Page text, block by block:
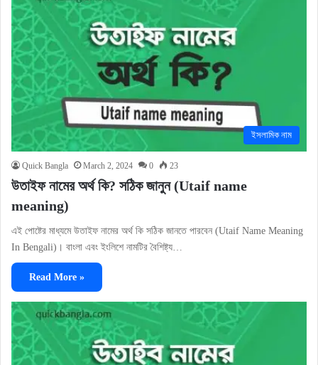
ইসলামিক নাম
Quick Bangla March 2, 2024 0 23
উতাইফ নামের অর্থ কি? সঠিক জানুন (Utaif name
meaning)
এই পোষ্টের মাধ্যমে উতাইফ নামের অর্থ কি সঠিক জানতে পারবেন (Utaif Name Meaning
In Bengali)। বাংলা এবং ইংলিশে নামটির বৈশিষ্ট্য…
Read More »